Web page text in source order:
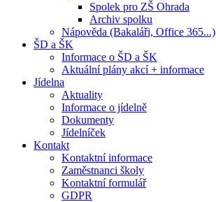
Spolek pro ZŠ Ohrada
Archiv spolku
Nápověda (Bakaláři, Office 365...)
ŠD a ŠK
Informace o ŠD a ŠK
Aktuální plány akcí + informace
Jídelna
Aktuality
Informace o jídelně
Dokumenty
Jídelníček
Kontakt
Kontaktní informace
Zaměstnanci školy
Kontaktní formulář
GDPR